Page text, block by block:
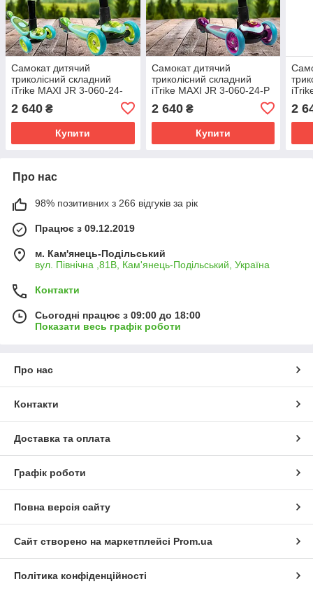
Самокат дитячий
триколісний складний
iTrike MAXI JR 3-060-24-
2 640 ₴
Купити
Самокат дитячий
триколісний складний
iTrike MAXI JR 3-060-24-P
2 640₴
Купити
2
Про нас
98% позитивних з 266 відгуків за рік
Працює з 09.12.2019
м. Кам'янець-Подільський
вул. Північна ,81В, Кам'янець-Подільський, Україна
Контакти
Сьогодні працює з 09:00 до 18:00
Показати весь графік роботи
Про нас
Контакти
Доставка та оплата
Графік роботи
Повна версія сайту
Сайт створено на маркетплейсі Prom.ua
Політика конфіденційності